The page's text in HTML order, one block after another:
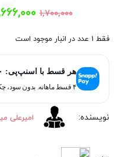
۱,۷۰۰,۰۰۰ قیمت
اصلی:
تومان
فقط 1 عدد در انبار موجود است
هر قسط با اسنپ‌پی:
۴ قسط ماهانه. بدون سود، چک و ضامن.
امیرعلی